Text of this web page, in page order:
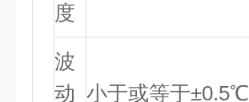
度
波
动 小于或等于±0.5℃